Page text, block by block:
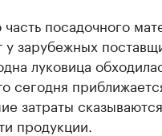
посадочного
у зарубежных
луковица
сегодня
затраты
продукции.